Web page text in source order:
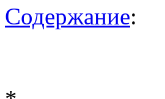
Содержание: